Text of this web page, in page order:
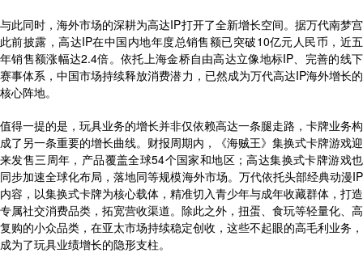
与此同时，海外市场的深耕为高达IP打开了全新增长空间。据万代南梦宫
此前披露，高达IP在中国内地年度总销售额已突破10亿元人民币，近五
年销售额涨幅达2.4倍。依托上海金桥自由高达立像地标IP、完善的线下
赛事体系，中国市场持续释放消费潜力，已然成为万代高达IP海外增长的
核心阵地。
值得一提的是，玩具业务的增长并非仅依赖高达一条腿走路，卡牌业务构
成了另一条重要的增长曲线。财报周期内，《海贼王》集换式卡牌游戏迎
来发售三周年，产品覆盖全球54个国家和地区；高达集换式卡牌游戏也
同步加速全球化布局，落地同等规模海外市场。万代依托头部经典动漫IP
内容，以集换式卡牌为核心载体，精准切入青少年与成年收藏群体，打造
专属社交消费品类，拓宽营收渠道。除此之外，扭蛋、食玩等轻量化、高
复购的小众品类，在亚太市场持续稳定创收，这些不起眼的高毛利业务，
成为了玩具业绩增长的隐形支柱。